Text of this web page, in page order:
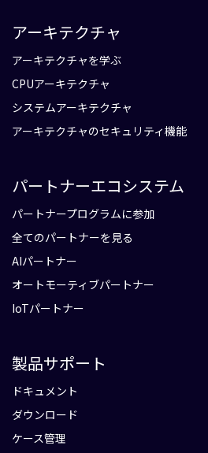
アーキテクチャ
アーキテクチャを学ぶ
CPUアーキテクチャ
システムアーキテクチャ
アーキテクチャのセキュリティ機能
パートナーエコシステム
パートナープログラムに参加
全てのパートナーを見る
AIパートナー
オートモーティブパートナー
IoTパートナー
製品サポート
ドキュメント
ダウンロード
ケース管理